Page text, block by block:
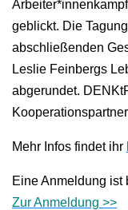
geblickt. Die
abschließenden
Leslie Feinbergs
abgerundet.
Mehr Infos findet ihr
Eine Anmeldung ist
Zur Anmeldung >>